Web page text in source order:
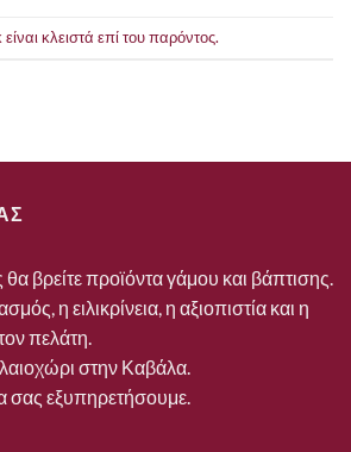
κλειστά επί του παρόντος.
βρείτε προϊόντα γάμου και βάπτισης.
η ειλικρίνεια, η αξιοπιστία και η
πελάτη.
στην Καβάλα.
σας εξυπηρετήσουμε.